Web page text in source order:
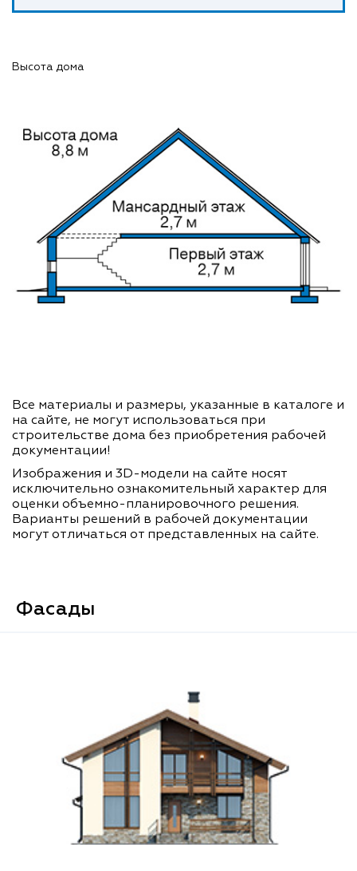
Высота дома
Все материалы и размеры, указанные в каталоге и
на сайте, не могут использоваться при
строительстве дома без приобретения рабочей
документации!
Изображения и 3D-модели на сайте носят
исключительно ознакомительный характер для
оценки объемно-планировочного решения.
Варианты решений в рабочей документации
могут отличаться от представленных на сайте.
Фасады